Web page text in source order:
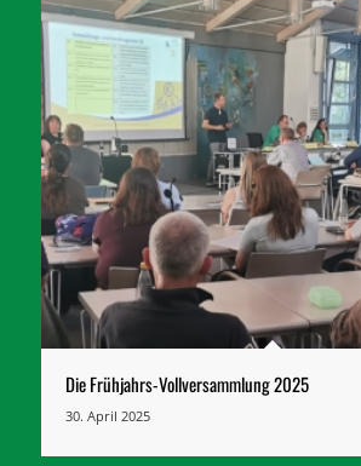
Die Frühjahrs-Vollversammlung 2025
30. April 2025